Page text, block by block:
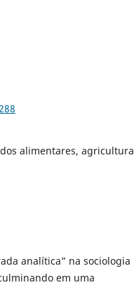
alimentares, agricultura
analítica” na sociologia
em uma